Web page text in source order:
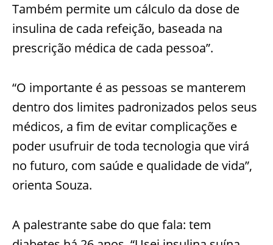
Também permite um cálculo da dose de
insulina de cada refeição, baseada na
prescrição médica de cada pessoa”.
“O importante é as pessoas se manterem
dentro dos limites padronizados pelos seus
médicos, a fim de evitar complicações e
poder usufruir de toda tecnologia que virá
no futuro, com saúde e qualidade de vida”,
orienta Souza.
A palestrante sabe do que fala: tem